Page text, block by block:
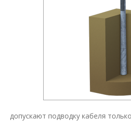
допускают подводку кабеля